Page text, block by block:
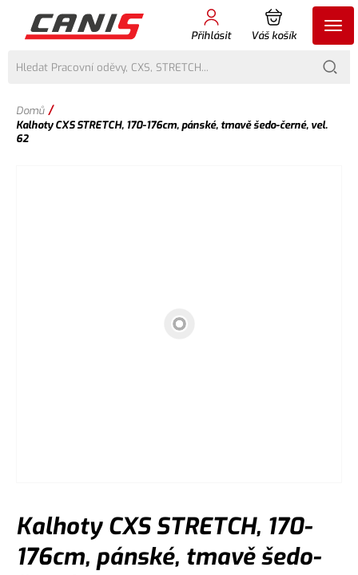
Přihlásit Váš košík
Domů /
Kalhoty CXS STRETCH, 170-176cm, pánské, tmavě šedo-černé, vel.
62
Kalhoty CXS STRETCH, 170-
176cm, pánské, tmavě šedo-